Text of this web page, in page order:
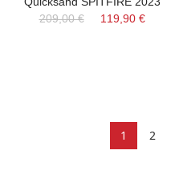
209,00 €
119,90 €
1 2